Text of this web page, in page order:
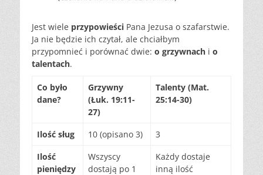
Jest wiele przypowieści Pana Jezusa o szafarstwie.
Ja nie będzie ich czytał, ale chciałbym
przypomnieć i porównać dwie: o grzywnach i o
talentach.
Co było
dane?
Grzywny
(Łuk. 19:11-
27)
Talenty (Mat.
25:14-30)
Ilość sług 10 (opisano 3)
3
Ilość
pieniędzy
Wszyscy
dostają po 1
Każdy dostaje
inną ilość